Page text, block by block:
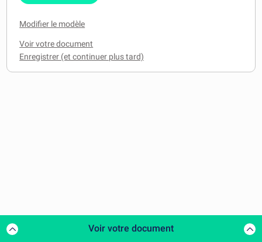
Modifier le modèle
Voir votre document
Voir votre document